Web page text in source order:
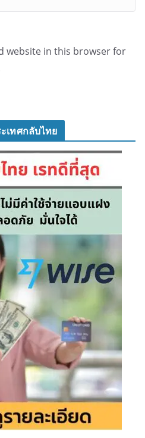
website in this browser for
เทศกลับไทย